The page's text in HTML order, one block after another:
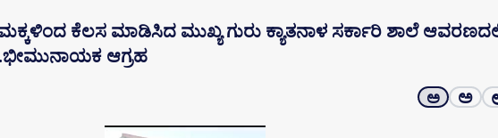
ಕೆಲಸ ಮಾಡಿಸಿದ ಮುಖ್ಯ ಗುರು ಕ್ಯಾತನಾಳ ಸರ್ಕಾರಿ ಶಾಲೆ
ಆಗ್ರಹ
ಅ ಅ